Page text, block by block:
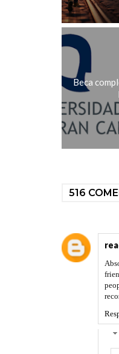
Beca
516